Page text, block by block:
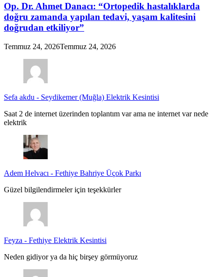
Op. Dr. Ahmet Danacı: “Ortopedik hastalıklarda
doğru zamanda yapılan tedavi, yaşam kalitesini
doğrudan etkiliyor”
Temmuz 24, 2026Temmuz 24, 2026
Sefa akdu - Seydikemer (Muğla) Elektrik Kesintisi
Saat 2 de internet üzerinden toplantım var ama ne internet var nede
elektrik
Adem Helvacı - Fethiye Bahriye Üçok Parkı
Güzel bilgilendirmeler için teşekkürler
Feyza - Fethiye Elektrik Kesintisi
Neden gidiyor ya da hiç birşey görmüyoruz